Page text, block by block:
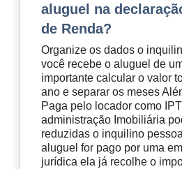
aluguel na
de Renda?
Organize os dados o
você recebe o aluguel de
importante calcular o valor
ano e separar os meses
Paga pelo locador como
administração Imobiliária
reduzidas o inquilino
aluguel for pago por uma
jurídica ela já recolhe o